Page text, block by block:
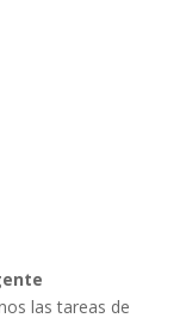
las tareas de